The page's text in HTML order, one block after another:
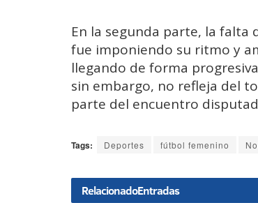
En la segunda parte, la falta
fue imponiendo su ritmo y
llegando de forma
sin embargo, no refleja del
parte del encuentro
Tags: Deportes fútbol femenino
RelacionadoEntradas